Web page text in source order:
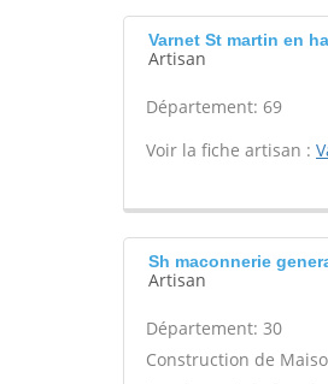
Varnet St martin en
Artisan
Département: 69
Voir la fiche artisan :
Sh maconnerie
Artisan
Département: 30
Construction de